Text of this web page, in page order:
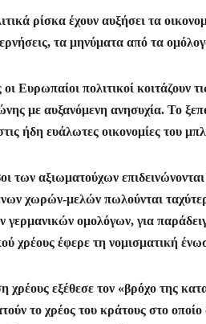
itt
er
at
s
A
p
p
ai
l
er
e
st
s
s
e
n
g
e
a
m
ρίσκα έχουν αυξήσει τα
τα μηνύματα από τα
Ευρωπαίοι πολιτικοί κοιτάζουν
με αυξανόμενη ανησυχία. Το
ήδη ευάλωτες οικονομίες του
των αξιωματούχων
χωρών-μελών πωλούνται
γερμανικών ομολόγων, για
χρέους έφερε τη νομισματική
χρέους εξέθεσε τον «βρόχο της
το χρέος του κράτους στο